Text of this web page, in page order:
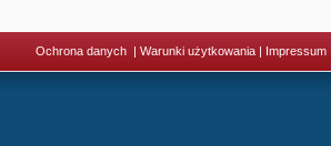
Ochrona danych | Warunki użytkowania | Impressum